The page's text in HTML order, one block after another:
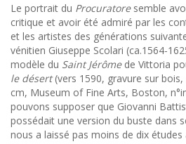
Le portrait du Procuratoresemble
critique et avoir été admiré par les
et les artistes des générations
vénitien Giuseppe Scolari (ca.1564-
modèle du Saint Jérôme de Vittoria
le désert(vers 1590, gravure sur bois,
cm, Museum of Fine Arts, Boston,
pouvons supposer que Giovanni
possédait une version du buste dans
nous a laissé pas moins de dix